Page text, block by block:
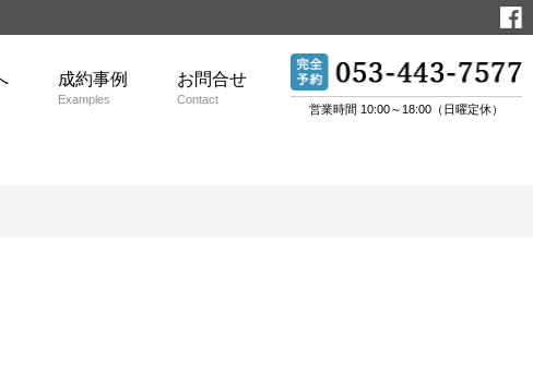
成約事例
Examples
お問合せ
Contact
営業時間 10:00～18:00（日曜定休）